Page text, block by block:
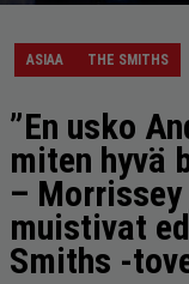
ASIAA THE SMITHS
”En usko
miten hyvä
–
muistivat
Smiths -